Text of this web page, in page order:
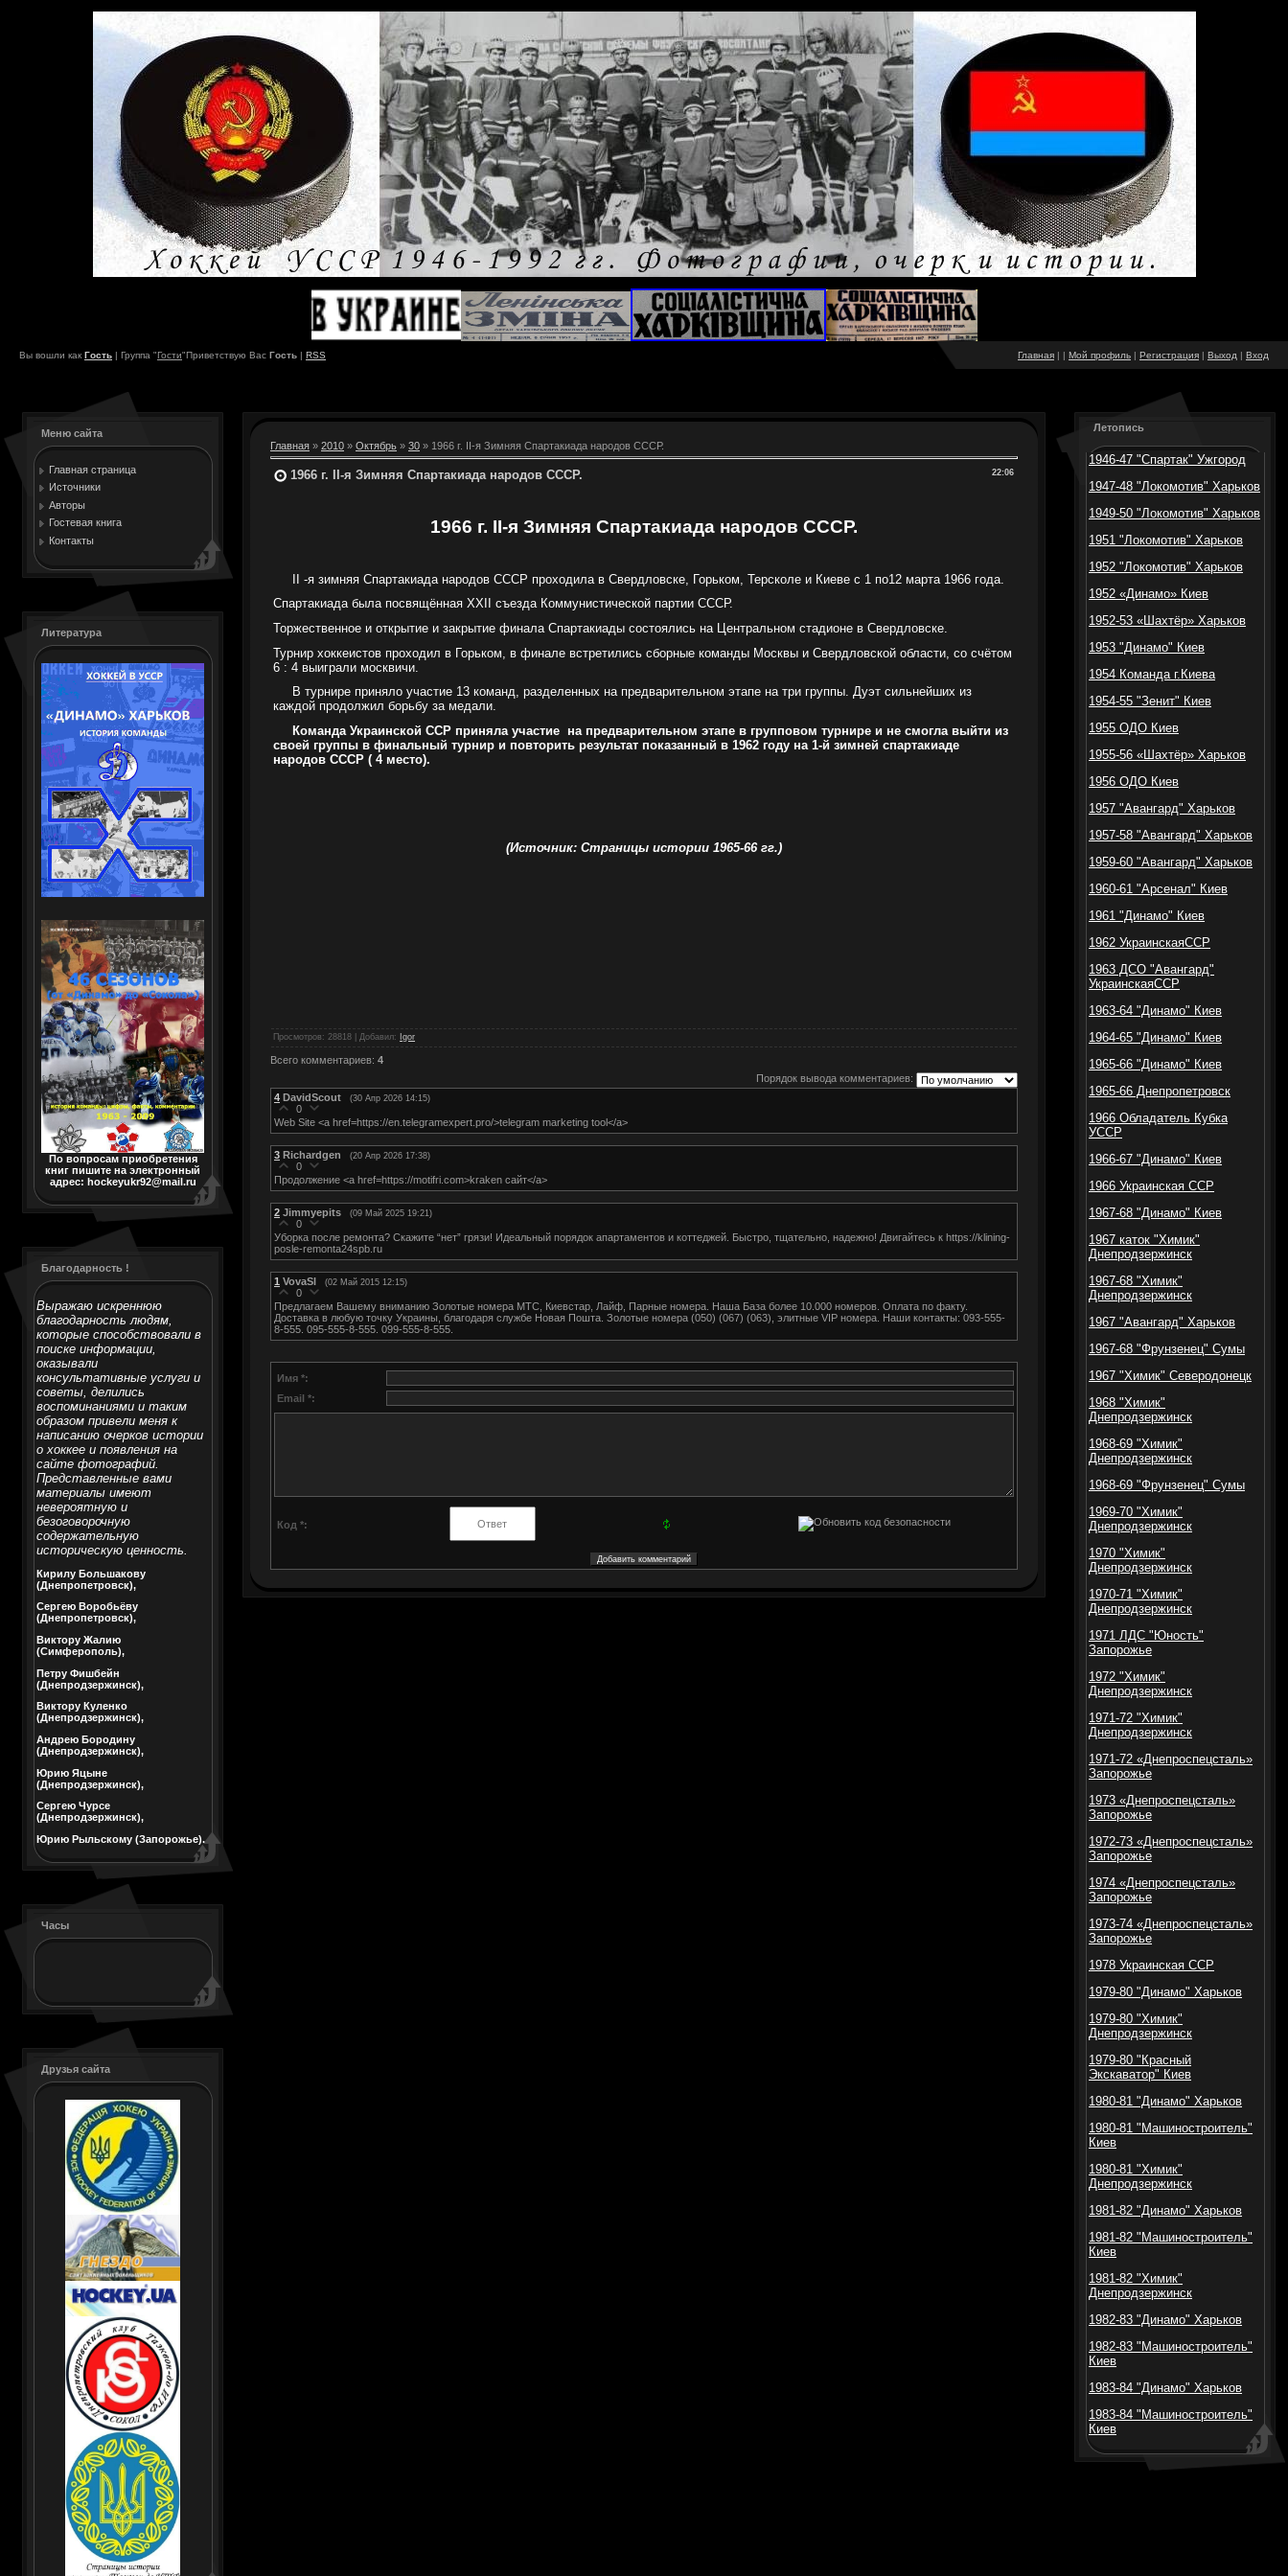
Вы вошли как Гость | Группа "Гости"Приветствую Вас Гость | RSS Главная | | Мой профиль | Регистрация | Выход | Вход
Меню сайта
Главная страница
Источники
Авторы
Гостевая книга
Контакты
Литература
По вопросам приобретения
книг пишите на электронный
адрес: hockeyukr92@mail.ru
Благодарность !
Выражаю искреннюю
благодарность людям,
которые способствовали в
поиске информации,
оказывали
консультативные услуги и
советы, делились
воспоминаниями и таким
образом привели меня к
написанию очерков истории
о хоккее и появления на
сайте фотографий.
Представленные вами
материалы имеют
невероятную и
безоговорочную
содержательную
историческую ценность.
Кирилу Большакову
(Днепропетровск),
Сергею Воробьёву
(Днепропетровск),
Виктору Жалию
(Симферополь),
Петру Фишбейн
(Днепродзержинск),
Виктору Куленко
(Днепродзержинск),
Андрею Бородину
(Днепродзержинск),
Юрию Яцыне
(Днепродзержинск),
Сергею Чурсе
(Днепродзержинск),
Юрию Рыльскому (Запорожье).
Часы
Друзья сайта
Главная » 2010 » Октябрь » 30 » 1966 г. II-я Зимняя Спартакиада народов СССР.
22:06
1966 г. II-я Зимняя Спартакиада народов СССР.
1966 г. II-я Зимняя Спартакиада народов СССР.
II -я зимняя Спартакиада народов СССР проходила в Свердловске, Горьком, Терсколе и Киеве с 1 по12 марта 1966 года.
Спартакиада была посвящённая XXII съезда Коммунистической партии СССР.
Торжественное и открытие и закрытие финала Спартакиады состоялись на Центральном стадионе в Свердловске.
Турнир хоккеистов проходил в Горьком, в финале встретились сборные команды Москвы и Свердловской области, со счётом
6 : 4 выиграли москвичи.
В турнире приняло участие 13 команд, разделенных на предварительном этапе на три группы. Дуэт сильнейших из
каждой продолжил борьбу за медали.
Команда Украинской ССР приняла участие на предварительном этапе в групповом турнире и не смогла выйти из
своей группы в финальный турнир и повторить результат показанный в 1962 году на 1-й зимней спартакиаде
народов СССР ( 4 место).
(Источник: Страницы истории 1965-66 гг.)
Просмотров: 28818 | Добавил: Igor
Всего комментариев: 4
Порядок вывода комментариев:
4 DavidScout (30 Апр 2026 14:15)
0
Web Site <a href=https://en.telegramexpert.pro/>telegram marketing tool</a>
3 Richardgen (20 Апр 2026 17:38)
0
Продолжение <a href=https://motifri.com>kraken сайт</a>
2 Jimmyepits (09 Май 2025 19:21)
0
Уборка после ремонта? Скажите “нет” грязи! Идеальный порядок апартаментов и коттеджей. Быстро, тщательно, надежно! Двигайтесь к https://klining-
posle-remonta24spb.ru
1 VovaSl (02 Май 2015 12:15)
0
Предлагаем Вашему вниманию Золотые номера МТС, Киевстар, Лайф, Парные номера. Наша База более 10.000 номеров. Оплата по факту.
Доставка в любую точку Украины, благодаря службе Новая Пошта. Золотые номера (050) (067) (063), элитные VIP номера. Наши контакты: 093-555-
8-555. 095-555-8-555. 099-555-8-555.
Имя *:
Email *:
Код *:
Летопись
1946-47 "Спартак" Ужгород
1947-48 "Локомотив" Харьков
1949-50 "Локомотив" Харьков
1951 "Локомотив" Харьков
1952 "Локомотив" Харьков
1952 «Динамо» Киев
1952-53 «Шахтёр» Харьков
1953 "Динамо" Киев
1954 Команда г.Киева
1954-55 "Зенит" Киев
1955 ОДО Киев
1955-56 «Шахтёр» Харьков
1956 ОДО Киев
1957 "Авангард" Харьков
1957-58 "Авангард" Харьков
1959-60 "Авангард" Харьков
1960-61 "Арсенал" Киев
1961 "Динамо" Киев
1962 УкраинскаяССР
1963 ДСО "Авангард"
УкраинскаяССР
1963-64 "Динамо" Киев
1964-65 "Динамо" Киев
1965-66 "Динамо" Киев
1965-66 Днепропетровск
1966 Обладатель Кубка
УССР
1966-67 "Динамо" Киев
1966 Украинская ССР
1967-68 "Динамо" Киев
1967 каток "Химик"
Днепродзержинск
1967-68 "Химик"
Днепродзержинск
1967 "Авангард" Харьков
1967-68 "Фрунзенец" Сумы
1967 "Химик" Северодонецк
1968 "Химик"
Днепродзержинск
1968-69 "Химик"
Днепродзержинск
1968-69 "Фрунзенец" Сумы
1969-70 "Химик"
Днепродзержинск
1970 "Химик"
Днепродзержинск
1970-71 "Химик"
Днепродзержинск
1971 ЛДС "Юность"
Запорожье
1972 "Химик"
Днепродзержинск
1971-72 "Химик"
Днепродзержинск
1971-72 «Днепроспецсталь»
Запорожье
1973 «Днепроспецсталь»
Запорожье
1972-73 «Днепроспецсталь»
Запорожье
1974 «Днепроспецсталь»
Запорожье
1973-74 «Днепроспецсталь»
Запорожье
1978 Украинская ССР
1979-80 "Динамо" Харьков
1979-80 "Химик"
Днепродзержинск
1979-80 "Красный
Экскаватор" Киев
1980-81 "Динамо" Харьков
1980-81 "Машиностроитель"
Киев
1980-81 "Химик"
Днепродзержинск
1981-82 "Динамо" Харьков
1981-82 "Машиностроитель"
Киев
1981-82 "Химик"
Днепродзержинск
1982-83 "Динамо" Харьков
1982-83 "Машиностроитель"
Киев
1983-84 "Динамо" Харьков
1983-84 "Машиностроитель"
Киев